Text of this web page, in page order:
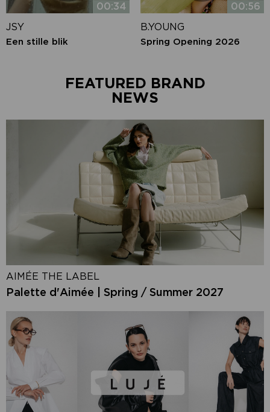
00:34
JSY
Een stille blik
00:56
B.YOUNG
Spring Opening 2026
FEATURED BRAND
NEWS
AIMÉE THE LABEL
Palette d'Aimée | Spring / Summer 2027